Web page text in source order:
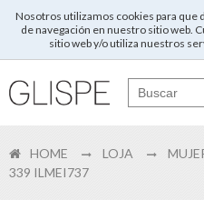
Nosotros utilizamos cookies para que
de navegación en nuestro sitio web.
sitio web y/o utiliza nuestros
English
HOME LOJA
339 ILMEI737